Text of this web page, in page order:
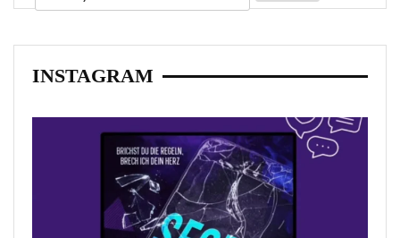
INSTAGRAM